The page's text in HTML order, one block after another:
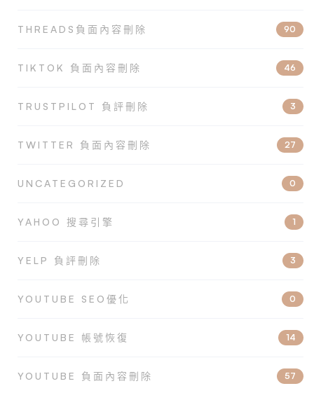
THREADS負面內容刪除 90
TIKTOK 負面內容刪除 46
TRUSTPILOT 負評刪除 3
TWITTER 負面內容刪除 27
UNCATEGORIZED 0
YAHOO 搜尋引擎 1
YELP 負評刪除 3
YOUTUBE SEO優化 0
YOUTUBE 帳號恢復 14
YOUTUBE 負面內容刪除 57